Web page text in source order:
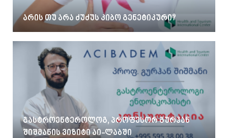
არის თუ არა ძუძუს კიბო გენეტიკური?
გასტროენტეროლოგ, პროფესორ გურჰან
შიშმანის ვიზიტი აი-ლაბში